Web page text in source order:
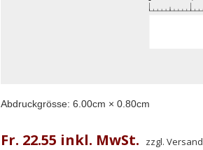
Abdruckgrösse:6.00cm ×0.80cm
Fr. 22.55 inkl. MwSt. zzgl. Versand